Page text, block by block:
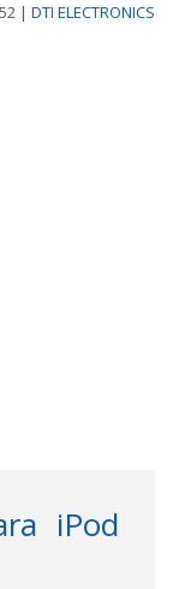
| DTI ELECTRONICS
iPod